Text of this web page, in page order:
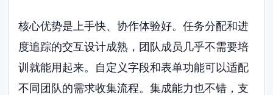
核心优势是上手快、协作体验好。任务分配和进
度追踪的交互设计成熟，团队成员几乎不需要培
训就能用起来。自定义字段和表单功能可以适配
不同团队的需求收集流程。集成能力也不错，支